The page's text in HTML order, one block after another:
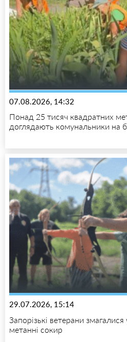
07.08.2026, 14:32
Понад 25 тисяч квадратних
доглядають комунальники на
29.07.2026, 15:14
Запорізькі ветерани змагалися
метанні сокир